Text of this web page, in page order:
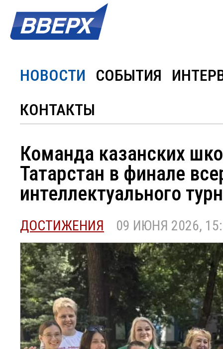
НОВОСТИ СОБЫТИЯ
КОНТАКТЫ
Команда казанских
Татарстан в финале
интеллектуального
ДОСТИЖЕНИЯ 09 ИЮНЯ 2026,